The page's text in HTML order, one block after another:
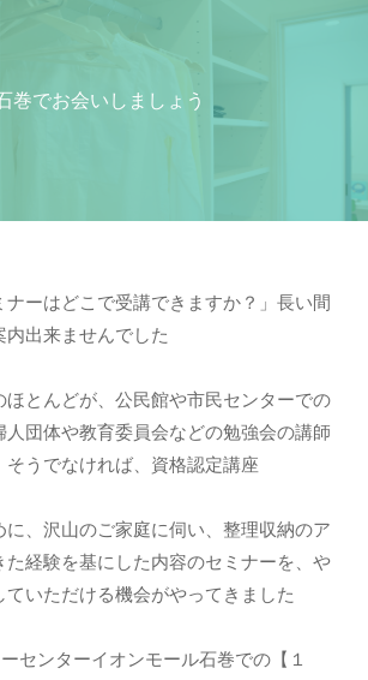
巻でお会いしましょう
ナーはどこで受講できますか？」長い間
出来ませんでした
ほとんどが、公民館や市民センターでの
人団体や教育委員会などの勉強会の講師
そうでなければ、資格認定講座
に、沢山のご家庭に伺い、整理収納のア
た経験を基にした内容のセミナーを、や
ていただける機会がやってきました
センターイオンモール石巻での【１